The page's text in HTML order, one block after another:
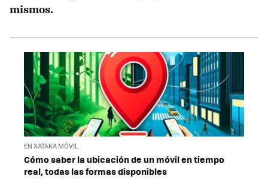
mismos.
EN XATAKA MÓVIL
Cómo saber la ubicación de un móvil en tiempo
real, todas las formas disponibles